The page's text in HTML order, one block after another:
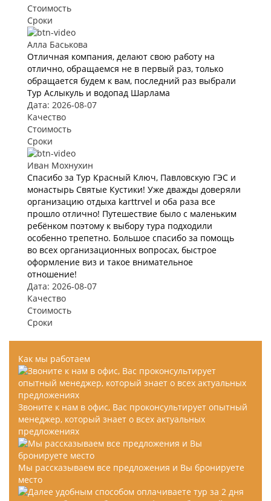
Стоимость
Сроки
Алла Баськова
Отличная компания, делают свою работу на
отлично, обращаемся не в первый раз, только
обращается будем к вам, последний раз выбрали
Тур Аслыкуль и водопад Шарлама
Дата: 2026-08-07
Качество
Стоимость
Сроки
Иван Мохнухин
Спасибо за Тур Красный Ключ, Павловскую ГЭС и
монастырь Святые Кустики! Уже дважды доверяли
организацию отдыха karttrvel и оба раза все
прошло отлично! Путешествие было с маленьким
ребёнком поэтому к выбору тура подходили
особенно трепетно. Большое спасибо за помощь
во всех организационных вопросах, быстрое
оформление виз и такое внимательное
отношение!
Дата: 2026-08-07
Качество
Стоимость
Сроки
Как мы работаем
Звоните к нам в офис, Вас проконсультирует опытный
менеджер, который знает о всех актуальных
предложениях
Мы рассказываем все предложения и Вы бронируете
место